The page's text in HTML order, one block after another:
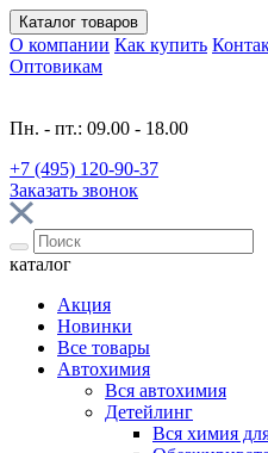
Каталог товаров
О компании Как купить
Оптовикам
Пн. - пт.: 09.00 - 18.00
+7 (495) 120-90-37
Заказать звонок
каталог
Акция
Новинки
Все товары
Автохимия
Вся автохимия
Детейлинг
Вся химия